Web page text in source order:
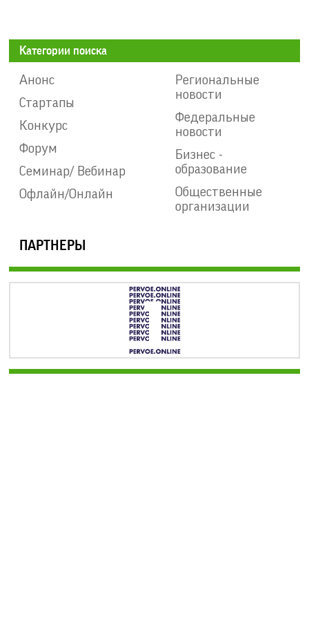
Категории поиска
Анонс
Стартапы
Конкурс
Форум
Семинар/ Вебинар
Офлайн/Онлайн
Региональные
новости
Федеральные
новости
Бизнес -
образование
Общественные
организации
ПАРТНЕРЫ